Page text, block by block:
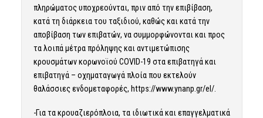
πληρώματος υποχρεούνται, πριν από την επιβίβαση,
κατά τη διάρκεια του ταξιδιού, καθώς και κατά την
αποβίβαση των επιβατών, να συμμορφώνονται και προς
τα λοιπά μέτρα πρόληψης και αντιμετώπισης
κρουσμάτων κορωνοϊού COVID-19 στα επιβατηγά και
επιβατηγά – οχηματαγωγά πλοία που εκτελούν
θαλάσσιες ενδομεταφορές, https://www.ynanp.gr/el/.
-Για τα κρουαζιερόπλοια, τα ιδιωτικά και επαγγελματικά